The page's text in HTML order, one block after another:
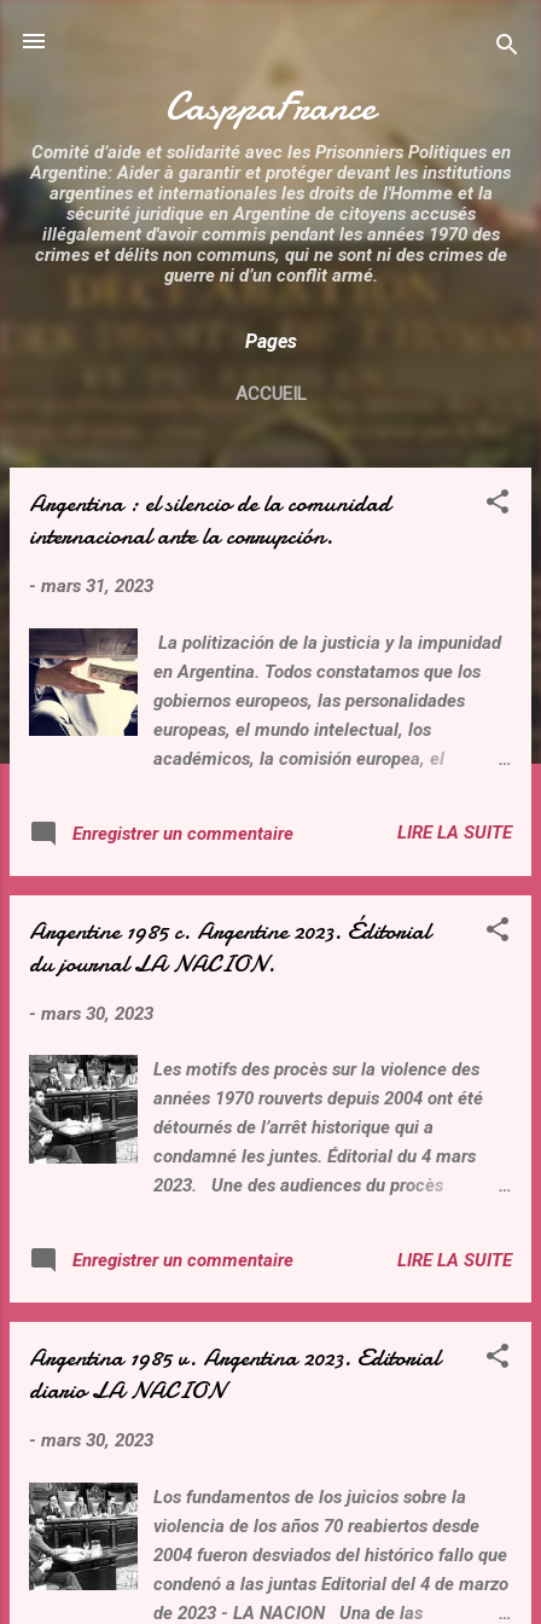
CasppaFrance
Comité d’aide et solidarité avec les Prisonniers Politiques en
Argentine: Aider à garantir et protéger devant les institutions
argentines et internationales les droits de l'Homme et la
sécurité juridique en Argentine de citoyens accusés
illégalement d'avoir commis pendant les années 1970 des
crimes et délits non communs, qui ne sont ni des crimes de
guerre ni d’un conflit armé.
Pages
ACCUEIL
Argentina : el silencio de la comunidad
internacional ante la corrupción.
- mars 31, 2023
La politización de la justicia y la impunidad
en Argentina. Todos constatamos que los
gobiernos europeos, las personalidades
europeas, el mundo intelectual, los
académicos, la comisión europea, el
internacional, denunciando, tomando
posiciones políticas jurídicas contra los
corrupción. Los periodistas y medio de
comunicación, en nombre de esos objetivos,
informes sobre el estado de la corrupción en
el mundo. Conociendo esas posiciones, ¿
porque hay un silencio ensordecedor por el
caso Argentina, donde la Vice presidenta fue
condenada por corrupción? ¿Cuando se
de la Corte suprema de justicia de la Nación
la corrupción política es parte del ADN ins...
Enregistrer un commentaire LIRE LA SUITE
Argentine 1985 c. Argentine 2023. Éditorial
du journal LA NACION.
- mars 30, 2023
Les motifs des procès sur la violence des
années 1970 rouverts depuis 2004 ont été
détournés de l’arrêt historique qui a
condamné les juntes. Éditorial du 4 mars
2023. Une des audiences du procès
commandants des trois forces armées -
particulièrement rappelée aujourd’hui à
été un jalon dans le retour de la démocratie
et une démonstration de courage dans la
l’œuvre un halo hollywoodien, aussi
émouvant qu’éloigné de certaines questions
inconfortables pour la politique dominante
du XXIe siècle. Il n’était pas possible d’exiger
Enregistrer un commentaire LIRE LA SUITE
Argentina 1985 v. Argentina 2023. Editorial
diario LA NACION
- mars 30, 2023
Los fundamentos de los juicios sobre la
violencia de los años 70 reabiertos desde
2004 fueron desviados del histórico fallo que
condenó a las juntas Editorial del 4 de marzo
de 2023 - LA NACION Una de las